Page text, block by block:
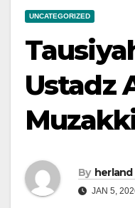
UNCATEGORIZED
Ustadz
By herland
JAN 5,